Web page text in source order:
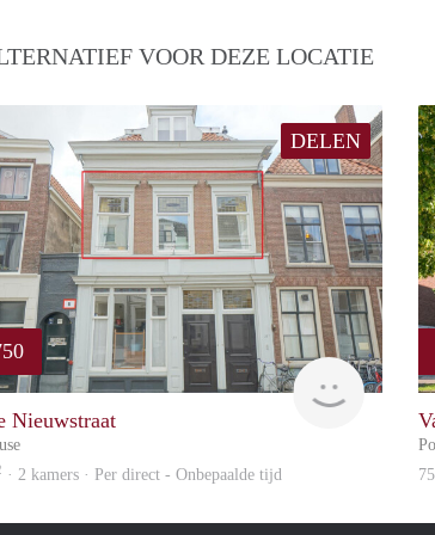
VOOR DEZE LOCATIE
DELEN
Reinier
Nieuwstraat
· 2 kamers · Per direct - Onbepaalde tijd